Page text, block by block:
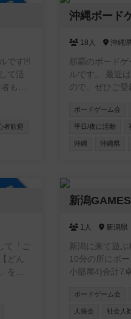
です🃏
て活
多く
者歓迎
沖縄ボード
18人 沖縄県
那覇のボード
ルです。 最近はラインのオープンチャットでやり取りしてます
ので、ぜひご登録下さいませ
持ち始めた方
ない方 ・いろ
ボードゲーム会
平日/夜に活動
沖縄 沖縄県
て「ご
をモ
所で
新潟GAMES
1人 新潟県
新潟に来て遊
10分の所にボ
小部屋4)合計7
す。 土曜日AM9時〜17時で活動します。 参加費無料です。 【規
約】 ①室内は
ボードゲーム会
人狼会 社会人